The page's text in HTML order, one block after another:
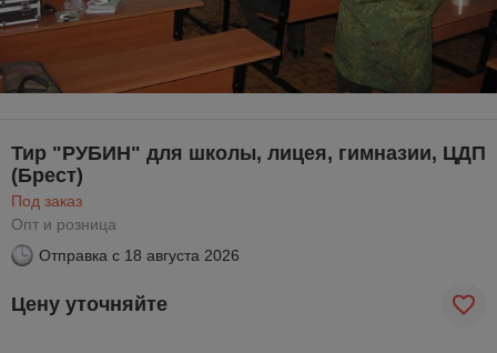
Тир "РУБИН" для школы, лицея, гимназии, ЦДП
(Брест)
Под заказ
Опт и розница
Отправка с 18 августа 2026
Цену уточняйте